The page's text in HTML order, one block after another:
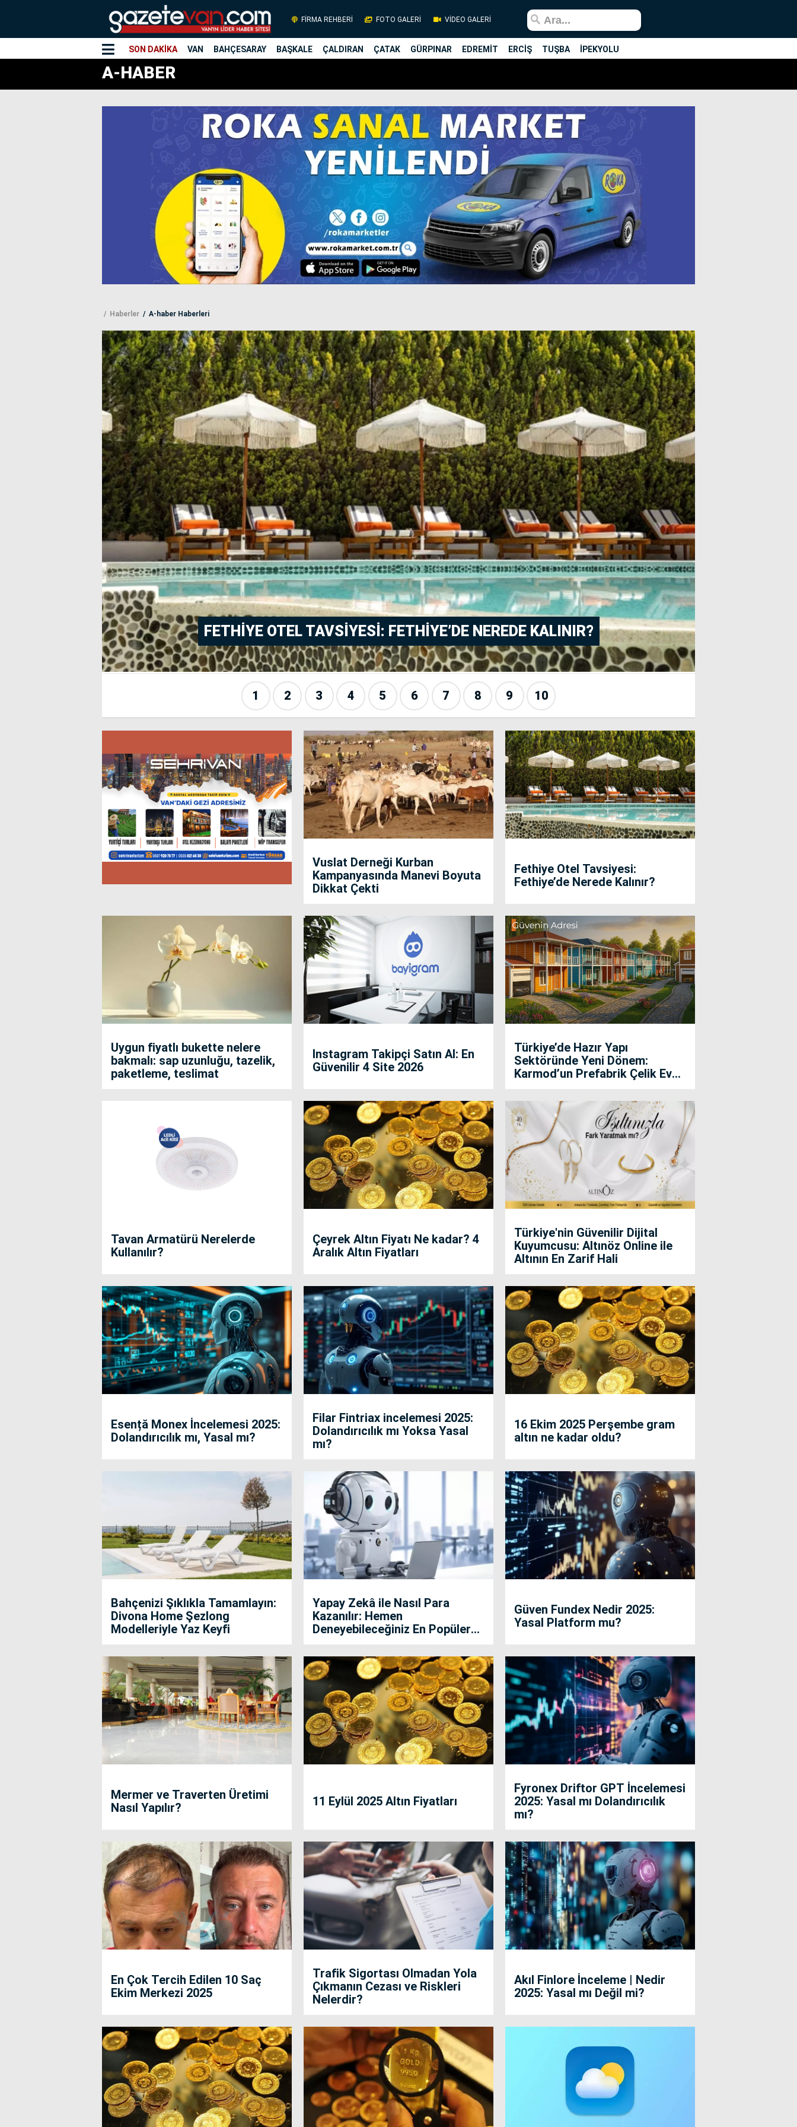
FİRMA REHBERİ FOTO GALERİ VİDEO GALERİ
SON DAKİKA VAN BAHÇESARAY BAŞKALE ÇALDIRAN ÇATAK GÜRPINAR EDREMİT ERCİŞ TUŞBA İPEKYOLU
A-HABER
Haberler A-haber Haberleri
FETHIYE OTEL TAVSIYESI: FETHIYE’DE NEREDE KALINIR?
1 2 3 4 5 6 7 8 9 10
Vuslat Derneği Kurban
Kampanyasında Manevi Boyuta
Dikkat Çekti
Fethiye Otel Tavsiyesi:
Fethiye’de Nerede Kalınır?
Uygun fiyatlı bukette nelere
bakmalı: sap uzunluğu, tazelik,
paketleme, teslimat
Instagram Takipçi Satın Al: En
Güvenilir 4 Site 2026
Türkiye’de Hazır Yapı
Sektöründe Yeni Dönem:
Karmod’un Prefabrik Çelik Ev
Çekiyor
Tavan Armatürü Nerelerde
Kullanılır?
Çeyrek Altın Fiyatı Ne kadar? 4
Aralık Altın Fiyatları
Türkiye'nin Güvenilir Dijital
Kuyumcusu: Altınöz Online ile
Altının En Zarif Hali
Esență Monex İncelemesi 2025:
Dolandırıcılık mı, Yasal mı?
Filar Fintriax incelemesi 2025:
Dolandırıcılık mı Yoksa Yasal
mı?
16 Ekim 2025 Perşembe gram
altın ne kadar oldu?
Bahçenizi Şıklıkla Tamamlayın:
Divona Home Şezlong
Modelleriyle Yaz Keyfi
Yapay Zekâ ile Nasıl Para
Kazanılır: Hemen
Deneyebileceğiniz En Popüler
Güven Fundex Nedir 2025:
Yasal Platform mu?
Mermer ve Traverten Üretimi
Nasıl Yapılır?
11 Eylül 2025 Altın Fiyatları
Fyronex Driftor GPT İncelemesi
2025: Yasal mı Dolandırıcılık
mı?
En Çok Tercih Edilen 10 Saç
Ekim Merkezi 2025
Trafik Sigortası Olmadan Yola
Çıkmanın Cezası ve Riskleri
Nelerdir?
Akıl Finlore İnceleme | Nedir
2025: Yasal mı Değil mi?